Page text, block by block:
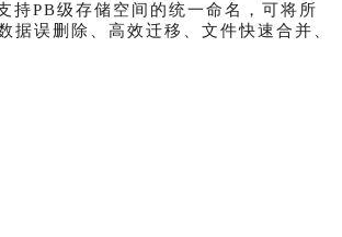
持PB级存储空间的统一命名，可将所
误删除、高效迁移、文件快速合并、